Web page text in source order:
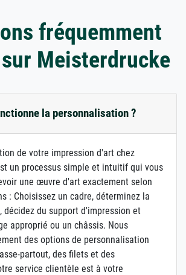
fréquemment
Meisterdrucke
la personnalisation ?
de votre impression d'art chez
un processus simple et intuitif qui vous
une œuvre d'art exactement selon
: Choisissez un cadre, déterminez la
du support d'impression et
approprié ou un châssis. Nous
des options de personnalisation
partout, des filets et des
service clientèle est à votre